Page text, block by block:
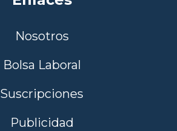
Nosotros
Bolsa Laboral
Suscripciones
Publicidad